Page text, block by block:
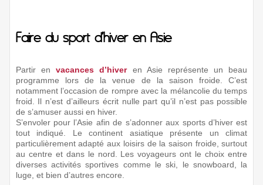
Faire du sport d’hiver en Asie
Partir envacances d’hiveren Asie représente un beau
programme lors de la venue de la saison froide. C’est
notamment l’occasion de rompre avec la mélancolie du temps
froid. Il n’est d’ailleurs écrit nulle part qu’il n’est pas possible
de s’amuser aussi en hiver.
S’envoler pour l’Asie afin de s’adonner aux sports d’hiver est
tout indiqué. Le continent asiatique présente un climat
particulièrement adapté aux loisirs de la saison froide, surtout
au centre et dans le nord. Les voyageurs ont le choix entre
diverses activités sportives comme le ski, le snowboard, la
luge, et bien d’autres encore.